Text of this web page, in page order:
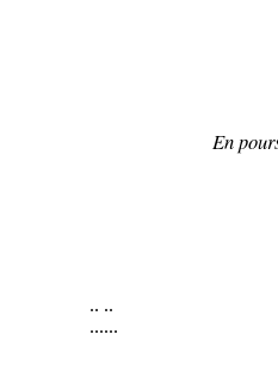
En
.. ..
......